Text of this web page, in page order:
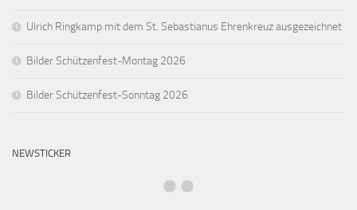
Ulrich Ringkamp mit dem St. Sebastianus Ehrenkreuz ausgezeichnet
Bilder Schützenfest-Montag 2026
Bilder Schützenfest-Sonntag 2026
NEWSTICKER